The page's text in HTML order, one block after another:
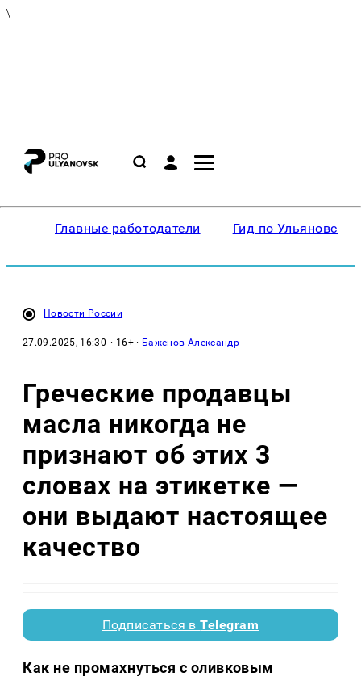
\
Главные работодатели Гид по Ульяновску
Новости России
27.09.2025, 16:30 · 16+ · Баженов Александр
Греческие продавцы
масла никогда не
признают об этих 3
словах на этикетке —
они выдают настоящее
качество
Подписаться вTelegram
Как не промахнуться с оливковым